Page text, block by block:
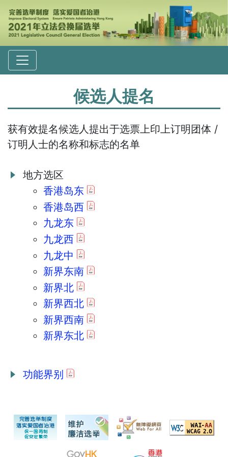
候选人提名
获有效提名候选人提出于选票上印上订明团体 /
订明人士的名称和标志的名单
地方选区
香港岛东
香港岛西
九龙东
九龙西
九龙中
新界东南
新界北
新界西北
新界西南
新界东北
功能界别